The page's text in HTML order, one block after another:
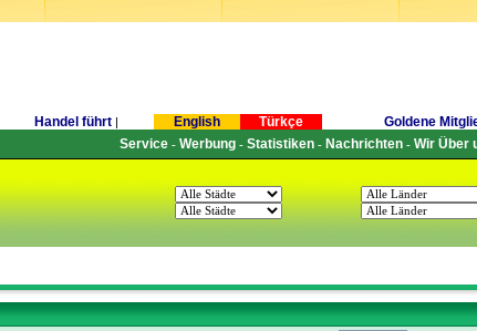
Handel führt | English Türkçe Goldene
Service- Werbung- Statistiken- Nachrichten- Wir Über